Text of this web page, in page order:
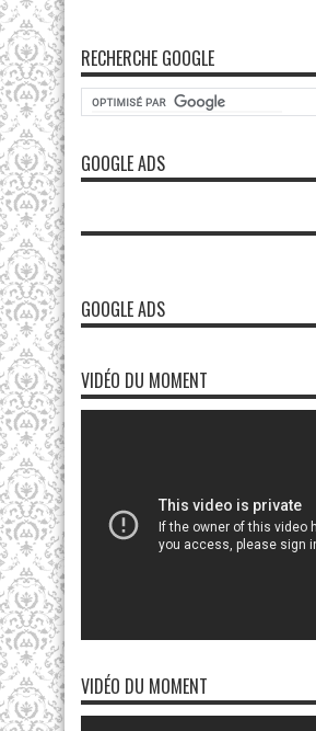
RECHERCHE GOOGLE
GOOGLE ADS
GOOGLE ADS
VIDÉO DU MOMENT
VIDÉO DU MOMENT